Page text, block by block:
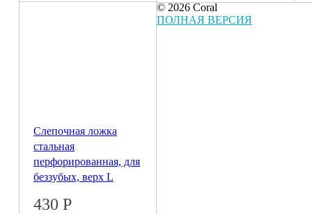
Слепочная ложка
стальная
перфорированная, для
беззубых, верх L
430 Р
© 2026 Coral
ПОЛНАЯ ВЕРСИЯ